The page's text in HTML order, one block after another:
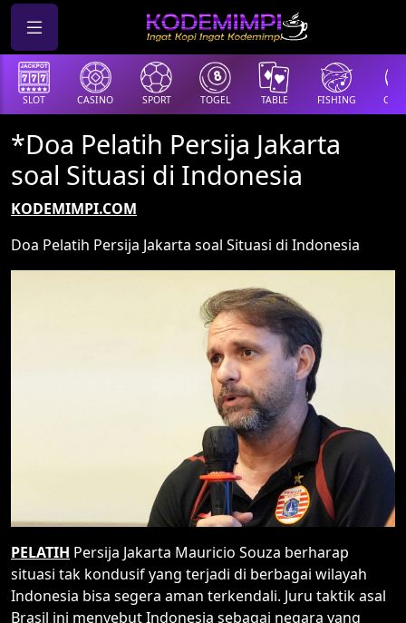
SLOT CASINO SPORT TOGEL TABLE FISHING
*Doa Pelatih Persija Jakarta
soal Situasi di Indonesia
KODEMIMPI.COM
Doa Pelatih Persija Jakarta soal Situasi di Indonesia
PELATIH Persija Jakarta Mauricio Souza berharap
situasi tak kondusif yang terjadi di berbagai wilayah
Indonesia bisa segera aman terkendali. Juru taktik asal
Brasil ini menyebut Indonesia sebagai negara yang